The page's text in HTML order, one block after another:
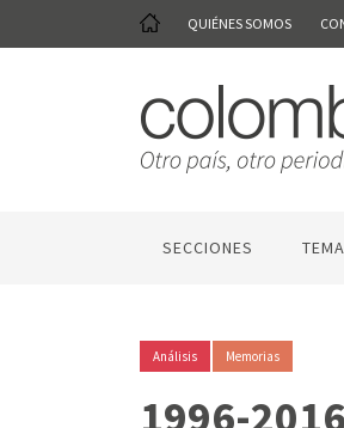
QUIÉNES SOMOS
SECCIONES
Análisis Memorias